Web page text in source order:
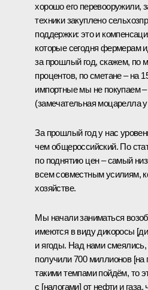
хорошо его перевооружили,
техники закуплено
поддержки: это и
которые сегодня фермерам
за прошлый год, скажем, по
процентов, по сметане – на
импортные мы не покупаем
(замечательная моцарелла
За прошлый год у нас
чем общероссийский. По
по поднятию цен – самый
всем совместным усилиям,
хозяйстве.
Мы начали заниматься
имеются в виду дикоросы
и ягоды. Над нами
получили 700 миллионов
такими темпами пойдём, то
с [налогами] от нефти и